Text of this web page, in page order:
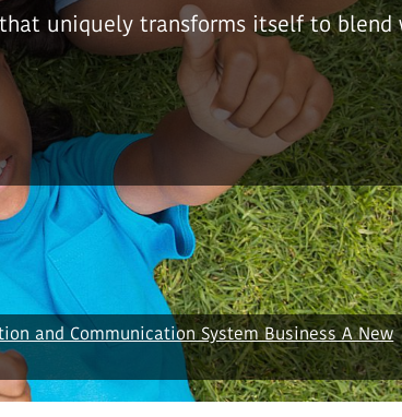
GENERAL Europa & GUS – Klimageräte
Mehr erfahren
and Communication System Business A New